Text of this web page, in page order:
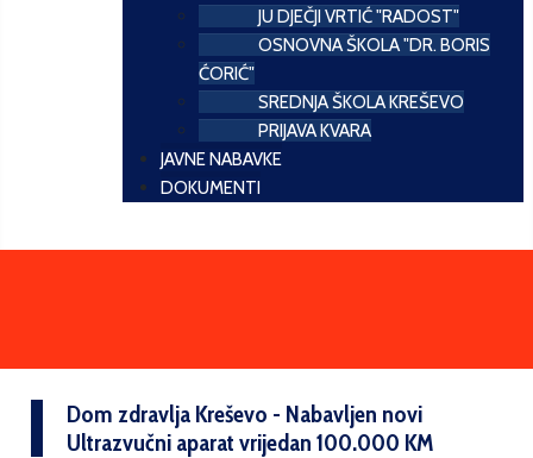
JU DJEČJI VRTIĆ "RADOST"
OSNOVNA ŠKOLA "DR. BORIS
ĆORIĆ"
SREDNJA ŠKOLA KREŠEVO
PRIJAVA KVARA
JAVNE NABAVKE
DOKUMENTI
Dom zdravlja Kreševo - Nabavljen novi
Ultrazvučni aparat vrijedan 100.000 KM